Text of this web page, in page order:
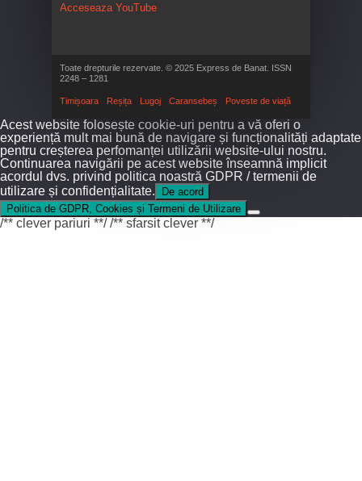
Acceseaza YouTube
Toate drepturile rezervate. © 2025 Express de Banat. ISSN
2248 – 1281
Timișoara Reșița Lugoj Caransebeș Poveste de viață
Acest website folosește cookie-uri pentru a vă oferi o
experiență mult mai bună de navigare și funcționalități adaptate
pentru creșterea perfomanței utilizării website-ului nostru.
Continuarea navigării pe acest website înseamnă implicit
acordul dvs. privind politica noastră GDPR / termenii de
utilizare și confidențialitate.
De acord
Politica de GDPR, Cookies și Termeni de Utilizare
/** clever pariuri **//** sfarsit clever **/